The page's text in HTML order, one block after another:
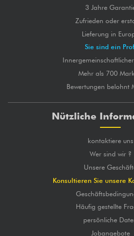
3 Jahre
Zufrieden oder
Lieferung in
Sie sind ein
Mehr als 700
Bewertungen belohnt
Nützliche
kontaktiere uns
Wer sind wir ?
Unsere
Konsultieren Sie unsere
Häufig gestellte
persönliche
Jobangebote